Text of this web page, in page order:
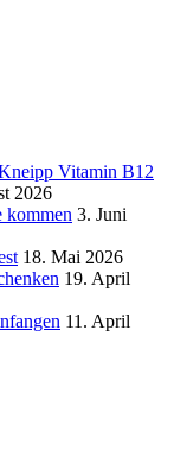
Vitamin B12
2026
kommen 3. Juni
18. Mai 2026
19. April
11. April